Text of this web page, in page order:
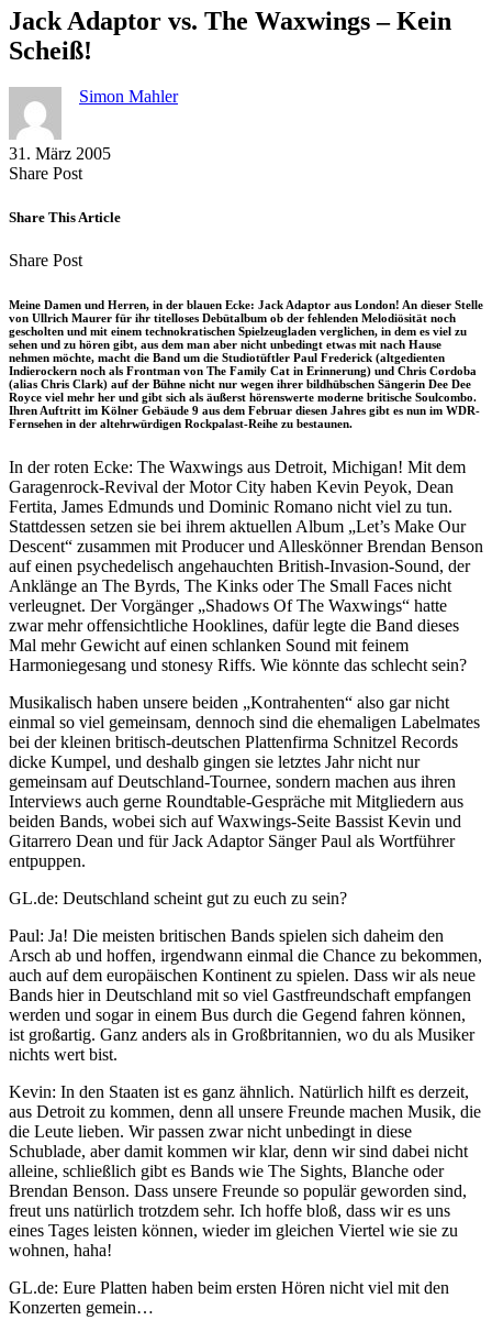
Jack Adaptor vs. The Waxwings – Kein
Scheiß!
Simon Mahler
31. März 2005
Share PostShare
Facebook
Copy
to
Send
via
Share This Article
Share PostShare
Facebook
Copy
clipboard
Send
via
eMail
Meine Damen und Herren, in der blauen Ecke: Jack Adaptor aus London! An dieser Stelle
von Ullrich Maurer für ihr titelloses Debütalbum ob der fehlenden Melodiösität noch
gescholten und mit einem technokratischen Spielzeugladen verglichen, in dem es viel zu
sehen und zu hören gibt, aus dem man aber nicht unbedingt etwas mit nach Hause
nehmen möchte, macht die Band um die Studiotüftler Paul Frederick (altgedienten
Indierockern noch als Frontman von The Family Cat in Erinnerung) und Chris Cordoba
(alias Chris Clark) auf der Bühne nicht nur wegen ihrer bildhübschen Sängerin Dee Dee
Royce viel mehr her und gibt sich als äußerst hörenswerte moderne britische Soulcombo.
Ihren Auftritt im Kölner Gebäude 9 aus dem Februar diesen Jahres gibt es nun im WDR-
Fernsehen in der altehrwürdigen Rockpalast-Reihe zu bestaunen.
In der roten Ecke: The Waxwings aus Detroit, Michigan! Mit dem
Garagenrock-Revival der Motor City haben Kevin Peyok, Dean
Fertita, James Edmunds und Dominic Romano nicht viel zu tun.
Stattdessen setzen sie bei ihrem aktuellen Album „Let’s Make Our
Descent“ zusammen mit Producer und Alleskönner Brendan Benson
auf einen psychedelisch angehauchten British-Invasion-Sound, der
Anklänge an The Byrds, The Kinks oder The Small Faces nicht
verleugnet. Der Vorgänger „Shadows Of The Waxwings“ hatte
zwar mehr offensichtliche Hooklines, dafür legte die Band dieses
Mal mehr Gewicht auf einen schlanken Sound mit feinem
Harmoniegesang und stonesy Riffs. Wie könnte das schlecht sein?
Musikalisch haben unsere beiden „Kontrahenten“ also gar nicht
einmal so viel gemeinsam, dennoch sind die ehemaligen Labelmates
bei der kleinen britisch-deutschen Plattenfirma Schnitzel Records
dicke Kumpel, und deshalb gingen sie letztes Jahr nicht nur
gemeinsam auf Deutschland-Tournee, sondern machen aus ihren
Interviews auch gerne Roundtable-Gespräche mit Mitgliedern aus
beiden Bands, wobei sich auf Waxwings-Seite Bassist Kevin und
Gitarrero Dean und für Jack Adaptor Sänger Paul als Wortführer
entpuppen.
GL.de: Deutschland scheint gut zu euch zu sein?
Paul: Ja! Die meisten britischen Bands spielen sich daheim den
Arsch ab und hoffen, irgendwann einmal die Chance zu bekommen,
auch auf dem europäischen Kontinent zu spielen. Dass wir als neue
Bands hier in Deutschland mit so viel Gastfreundschaft empfangen
werden und sogar in einem Bus durch die Gegend fahren können,
ist großartig. Ganz anders als in Großbritannien, wo du als Musiker
nichts wert bist.
Kevin: In den Staaten ist es ganz ähnlich. Natürlich hilft es derzeit,
aus Detroit zu kommen, denn all unsere Freunde machen Musik, die
die Leute lieben. Wir passen zwar nicht unbedingt in diese
Schublade, aber damit kommen wir klar, denn wir sind dabei nicht
alleine, schließlich gibt es Bands wie The Sights, Blanche oder
Brendan Benson. Dass unsere Freunde so populär geworden sind,
freut uns natürlich trotzdem sehr. Ich hoffe bloß, dass wir es uns
eines Tages leisten können, wieder im gleichen Viertel wie sie zu
wohnen, haha!
GL.de: Eure Platten haben beim ersten Hören nicht viel mit den
Konzerten gemein…